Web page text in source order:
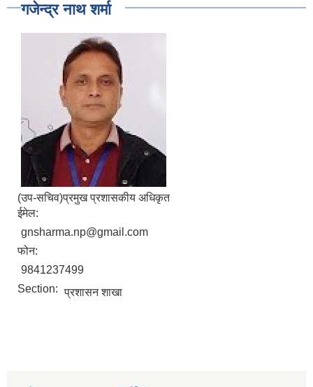
गजेन्द्र नाथ शर्मा
(उप-सचिव)प्रमुख प्रशासकीय अधिकृत
ईमेल:
gnsharma.np@gmail.com
फोन:
9841237499
Section: प्रशासन शाखा